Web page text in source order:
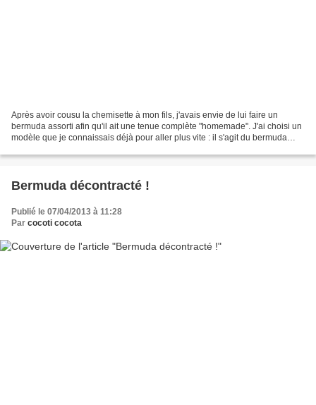
Après avoir cousu la chemisette à mon fils, j'avais envie de lui faire un
bermuda assorti afin qu'il ait une tenue complète "homemade". J'ai choisi un
modèle que je connaissais déjà pour aller plus vite : il s'agit du bermuda
Bermuda décontracté !
Publié le 07/04/2013 à 11:28
Par cocoti cocota